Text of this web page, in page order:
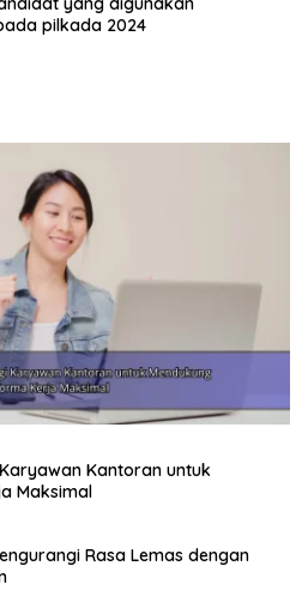
pilkada 2024
Kantoran untuk
Maksimal
Rasa Lemas dengan